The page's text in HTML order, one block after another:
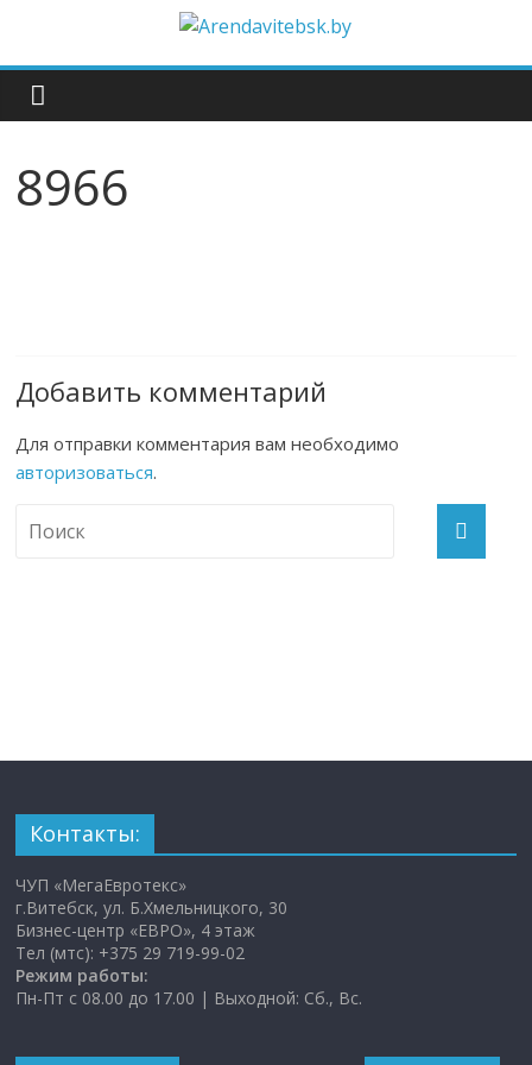
8966
Добавить комментарий
Для отправки комментария вам необходимо
авторизоваться.
Контакты:
ЧУП «МегаЕвротекс»
г.Витебск, ул. Б.Хмельницкого, 30
Бизнес-центр «ЕВРО», 4 этаж
Тел (мтс): +375 29 719-99-02
Режим работы:
Пн-Пт с 08.00 до 17.00 | Выходной: Сб., Вс.